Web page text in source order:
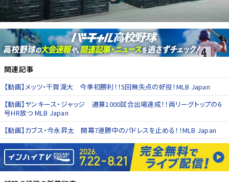
関連記事
【動画】メッツ・千賀滉大 今季初勝利！！5回無失点の好投！MLB Japan
【動画】ヤンキース・ジャッジ 通算1000試合出場達成！！両リーグトップの6
号HR放つ MLB Japan
【動画】カブス・今永昇太 開幕7連勝中のパドレスを止める！！MLB Japan